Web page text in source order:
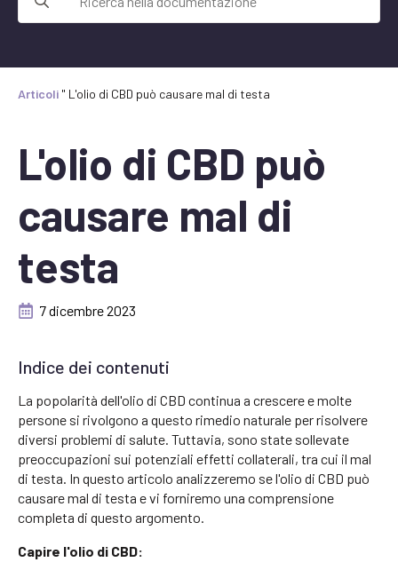
per:
Articoli " L'olio di CBD può causare mal di testa
L'olio di CBD può
causare mal di
testa
7 dicembre 2023
La popolarità dell'olio di CBD continua a crescere e molte
persone si rivolgono a questo rimedio naturale per risolvere
diversi problemi di salute. Tuttavia, sono state sollevate
preoccupazioni sui potenziali effetti collaterali, tra cui il mal
di testa. In questo articolo analizzeremo se l'olio di CBD può
causare mal di testa e vi forniremo una comprensione
completa di questo argomento.
Capire l'olio di CBD:
Indice dei contenuti